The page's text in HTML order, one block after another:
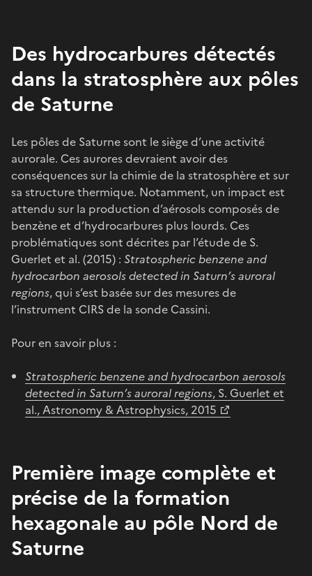
Des hydrocarbures détectés
dans la stratosphère aux pôles
de Saturne
Les pôles de Saturne sont le siège d’une activité
aurorale. Ces aurores devraient avoir des
conséquences sur la chimie de la stratosphère et sur
sa structure thermique. Notamment, un impact est
attendu sur la production d’aérosols composés de
benzène et d’hydrocarbures plus lourds. Ces
problématiques sont décrites par l’étude de S.
Guerlet et al. (2015) : Stratospheric benzene and
hydrocarbon aerosols detected in Saturn’s auroral
regions, qui s’est basée sur des mesures de
l’instrument CIRS de la sonde Cassini.
Pour en savoir plus :
Stratospheric benzene and hydrocarbon aerosols
detected in Saturn’s auroral regions, S. Guerlet et
al., Astronomy & Astrophysics, 2015
Première image complète et
précise de la formation
hexagonale au pôle Nord de
Saturne